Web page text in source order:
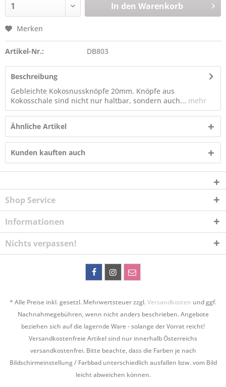
In den Warenkorb
Merken
Artikel-Nr.: DB803
Beschreibung
Gebleichte Kokosnussknöpfe 20mm. Knöpfe aus
Kokosschale sind nicht nur haltbar, sondern auch... mehr
Ähnliche Artikel
Kunden kauften auch
Shop Service
Informationen
Nichts verpassen!
* Alle Preise inkl. gesetzl. Mehrwertsteuer zzgl.Versandkosten und ggf.
Nachnahmegebühren, wenn nicht anders beschrieben. Angebote
beziehen sich auf die lagernde Ware - solange der Vorrat reicht!
Versandkostenfreie Artikel sind nur innerhalb Österreichs
versandkostenfrei. Bitte beachte, dass die Farben je nach
Bildschirmeinstellung / Farbbad unterschiedlich ausfallen bzw. vom Bild
leicht abweichen können.